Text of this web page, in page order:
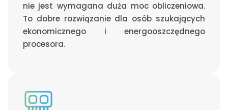
nie jest wymagana duża moc obliczeniowa.
To dobre rozwiązanie dla osób szukających
ekonomicznego i energooszczędnego
procesora.